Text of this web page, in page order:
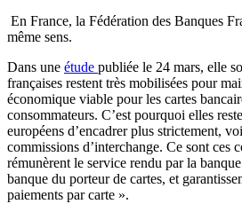
En France, la Fédération des Banques
même sens.
Dans une étude publiée le 24 mars, elle
françaises restent très mobilisées pour
économique viable pour les cartes
consommateurs. C’est pourquoi elles
européens d’encadrer plus strictement,
commissions d’interchange. Ce sont ces
rémunèrent le service rendu par la
banque du porteur de cartes, et
paiements par carte ».